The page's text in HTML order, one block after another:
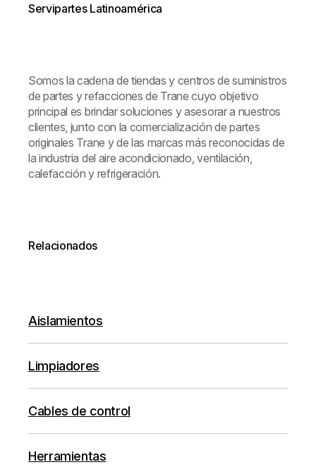
Servipartes Latinoamérica
Somos la cadena de tiendas y centros de suministros
de partes y refacciones de Trane cuyo objetivo
principal es brindar soluciones y asesorar a nuestros
clientes, junto con la comercialización de partes
originales Trane y de las marcas más reconocidas de
la industria del aire acondicionado, ventilación,
calefacción y refrigeración.
Relacionados
Aislamientos
Limpiadores
Cables de control
Herramientas